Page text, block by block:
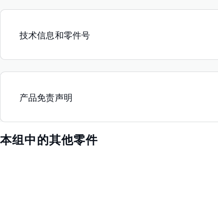
技术信息和零件号
产品免责声明
本组中的其他零件